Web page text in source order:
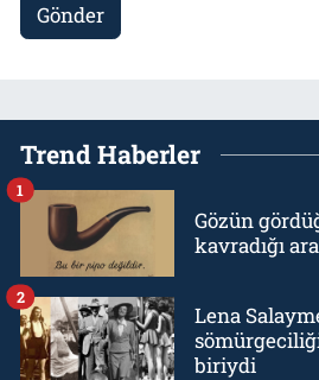
Gönder
Trend Haberler
Gözün
kavradığı
1
Lena
biriydi
2